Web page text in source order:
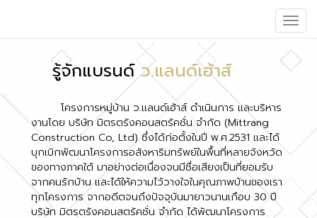
Toggle
รู้จักแบรนด์ ว.แลนด์เฮ้าส์
โครงการหมู่บ้าน ว.แลนด์เฮ้าส์ ดำเนินการ และบริหาร
งานโดย บริษัท มิตรตรังคอนสตรัคชั่น จำกัด (Mittrang
Construction Co, Ltd) ซึ่งได้ก่อตั้งในปี พ.ศ.2531 และได้
บุกเบิกพัฒนาโครงการอสังหาริมทรัพย์ในพื้นที่หลายจังหวัด
ของทางภาคใต้ มาอย่างต่อเนื่องจนมีชื่อเสียงเป็นที่ยอมรับ
จากคนรักบ้าน และได้ให้ความไว้วางใจในคุณภาพบ้านของเรา
ทุกโครงการ จากอดีตจนถึงปัจจุบันมายาวนานเกือบ 30 ปี
บริษัท มิตรตรังคอนสตรัคชั่น จำกัด ได้พัฒนาโครงการ